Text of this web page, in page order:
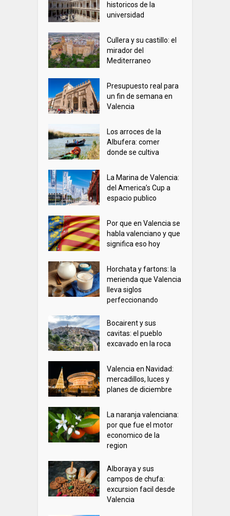
historicos de la
universidad
Cullera y su castillo: el
mirador del
Mediterraneo
Presupuesto real para
un fin de semana en
Valencia
Los arroces de la
Albufera: comer
donde se cultiva
La Marina de Valencia:
del America’s Cup a
espacio publico
Por que en Valencia se
habla valenciano y que
significa eso hoy
Horchata y fartons: la
merienda que Valencia
lleva siglos
perfeccionando
Bocairent y sus
cavitas: el pueblo
excavado en la roca
Valencia en Navidad:
mercadillos, luces y
planes de diciembre
La naranja valenciana:
por que fue el motor
economico de la
region
Alboraya y sus
campos de chufa:
excursion facil desde
Valencia